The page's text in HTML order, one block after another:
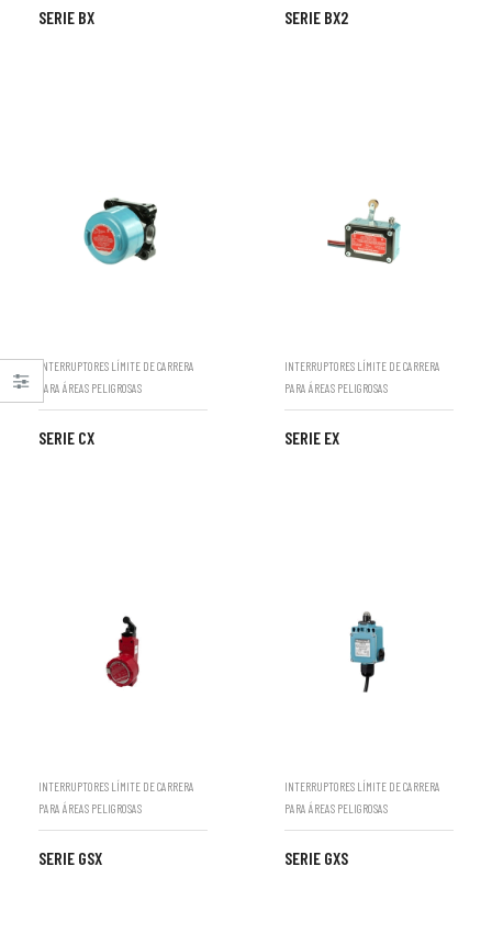
SERIE BX SERIE BX2
INTERRUPTORES LÍMITE DE CARRERA
PARA ÁREAS PELIGROSAS
SERIE CX
INTERRUPTORES LÍMITE DE CARRERA
PARA ÁREAS PELIGROSAS
SERIE EX
INTERRUPTORES LÍMITE DE CARRERA
PARA ÁREAS PELIGROSAS
SERIE GSX
INTERRUPTORES LÍMITE DE CARRERA
PARA ÁREAS PELIGROSAS
SERIE GXS